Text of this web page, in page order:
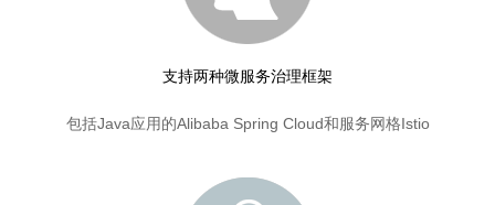
支持两种微服务治理框架
包括Java应用的Alibaba Spring Cloud和服务网格Istio